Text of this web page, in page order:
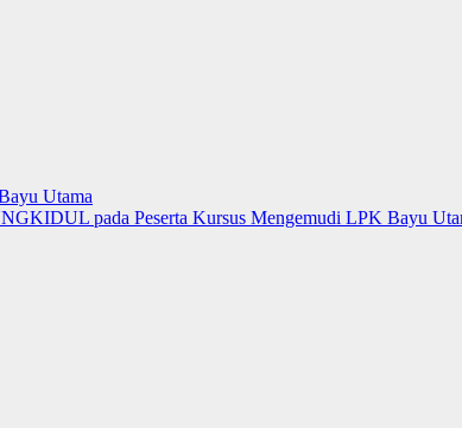
Utama
pada Peserta Kursus Mengemudi LPK Bayu